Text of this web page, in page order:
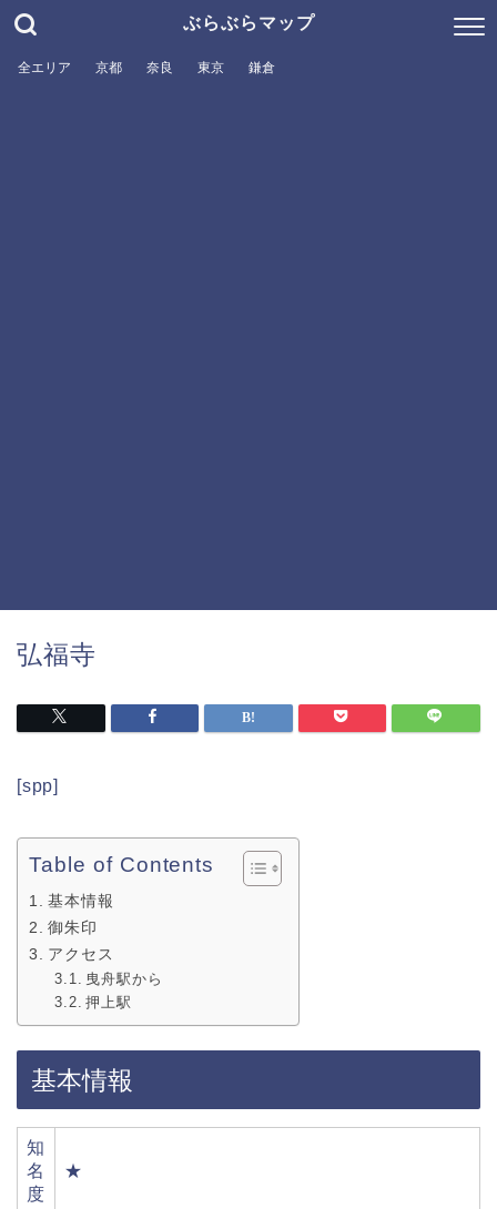
ぶらぶらマップ
全エリア 京都 奈良 東京 鎌倉
弘福寺
[spp]
Table of Contents
基本情報
御朱印
アクセス
曳舟駅から
押上駅
基本情報
知
名
度
★